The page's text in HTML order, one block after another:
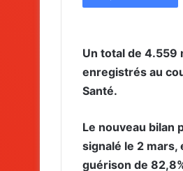
Un total de 4.559
enregistrés au
Santé.
Le nouveau bilan
signalé le 2
guérison de